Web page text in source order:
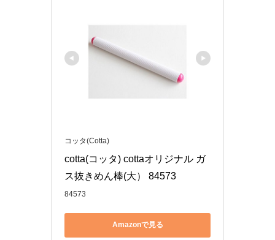
コッタ(Cotta)
cotta(コッタ) cottaオリジナル ガ
ス抜きめん棒(大） 84573
84573
Amazonで見る